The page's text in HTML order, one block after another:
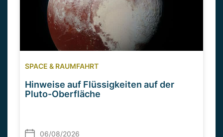
SPACE & RAUMFAHRT
Hinweise auf Flüssigkeiten auf der
Pluto-Oberfläche
06/08/2026